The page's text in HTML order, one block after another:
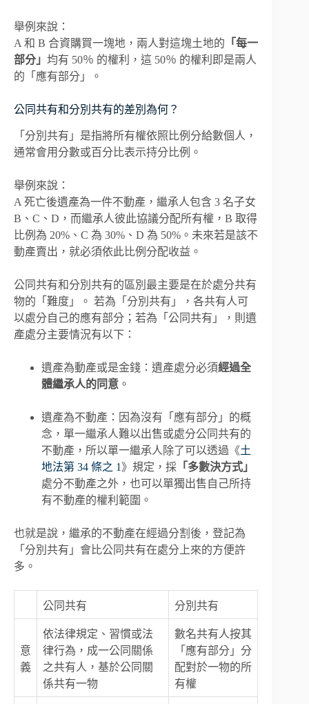
舉例來說：
A 和 B 合資購買一塊地，兩人對這塊土地的 「每一
部分」 均有 50％ 的權利，這 50％ 的權利即是兩人
的「應有部分」。
公同共有和分別共有的差別為何？
「分別共有」是指將所有權依照比例分給數個人，
通常會用分數或百分比表示持分比例。
舉例來說：
A 死亡後遺產為一件不動產，繼承人包含 3 名子女
B、C、D，而繼承人彼此協議分配所有權，B 取得
比例為 20%、C 為 30%、D 為 50%。未來若是該不
動產賣出，就必須依此比例分配收益。
公同共有和分別共有的區別最主要是在於處分共有
物的「難度」。 若為「分別共有」，各共有人可
以處分自己的應有部分；若為「公同共有」，則遺
產處分主要情況有以下：
遺產為動產或是金錢：遺產處分必須經過全
體繼承人的同意 。
遺產為不動產：因為沒有「應有部分」的概
念，單一繼承人難以出售或處分公同共有的
不動產，所以單一繼承人除了可以透過《土
地法第 34 條之 1》規定，採 「多數決方式」
處分不動產之外，也可以單獨出售自己所持
有不動產的權利範圍。
也就是說，繼承的不動產在經過分割後，登記為
「分別共有」會比公同共有在處分上來的方便許
多。
公同共有 分別共有
意
義
依法律規定、習慣或法
律行為，成一公同關係
之共有人，基於公同關
係共有一物
數名共有人按其
「應有部分」分
配對於一物的所
有權